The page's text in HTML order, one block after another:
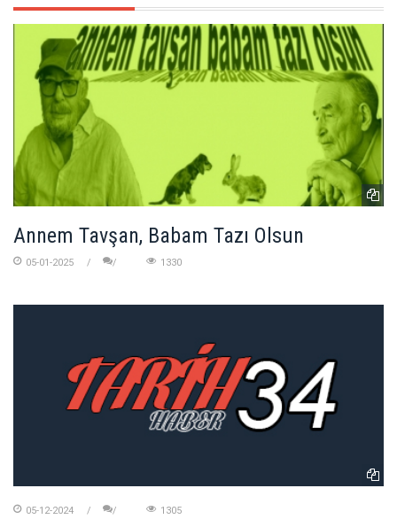
Annem Tavşan, Babam Tazı Olsun
05-01-2025 1330
05-12-2024 1305